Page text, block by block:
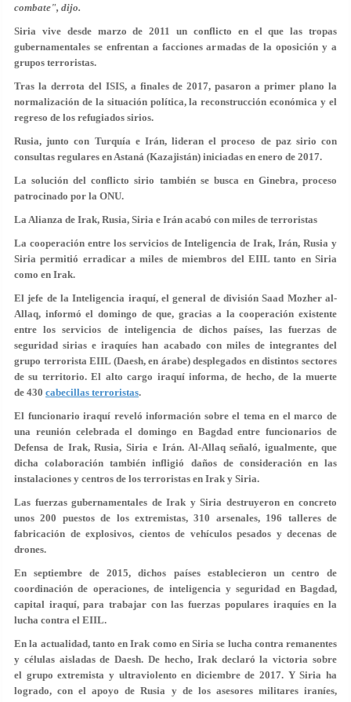
combate", dijo.
Siria vive desde marzo de 2011 un conflicto en el que las tropas
gubernamentales se enfrentan a facciones armadas de la oposición y a
grupos terroristas.
Tras la derrota del ISIS, a finales de 2017, pasaron a primer plano la
normalización de la situación política, la reconstrucción económica y el
regreso de los refugiados sirios.
Rusia, junto con Turquía e Irán, lideran el proceso de paz sirio con
consultas regulares en Astaná (Kazajistán) iniciadas en enero de 2017.
La solución del conflicto sirio también se busca en Ginebra, proceso
patrocinado por la ONU.
La Alianza de Irak, Rusia, Siria e Irán acabó con miles de terroristas
La cooperación entre los servicios de Inteligencia de Irak, Irán, Rusia y
Siria permitió erradicar a miles de miembros del EIIL tanto en Siria
como en Irak.
El jefe de la Inteligencia iraquí, el general de división Saad Mozher al-
Allaq, informó el domingo de que, gracias a la cooperación existente
entre los servicios de inteligencia de dichos países, las fuerzas de
seguridad sirias e iraquíes han acabado con miles de integrantes del
grupo terrorista EIIL (Daesh, en árabe) desplegados en distintos sectores
de su territorio.El alto cargo iraquí informa, de hecho, de la muerte
de 430 cabecillas terroristas.
El funcionario iraquí reveló información sobre el tema en el marco de
una reunión celebrada el domingo en Bagdad entre funcionarios de
Defensa de Irak, Rusia, Siria e Irán. Al-Allaq señaló, igualmente, que
dicha colaboración también infligió daños de consideración en las
instalaciones y centros de los terroristas en Irak y Siria.
Las fuerzas gubernamentales de Irak y Siria destruyeron en concreto
unos 200 puestos de los extremistas, 310 arsenales, 196 talleres de
fabricación de explosivos, cientos de vehículos pesados y decenas de
drones.
En septiembre de 2015, dichos países establecieron un centro de
coordinación de operaciones, de inteligencia y seguridad en Bagdad,
capital iraquí, para trabajar con las fuerzas populares iraquíes en la
lucha contra el EIIL.
En la actualidad, tanto en Irak como en Siria se lucha contra remanentes
y células aisladas de Daesh. De hecho, Irak declaró la victoria sobre
el grupo extremista y ultraviolento en diciembre de 2017. Y Siria ha
logrado, con el apoyo de Rusia y de los asesores militares iraníes,